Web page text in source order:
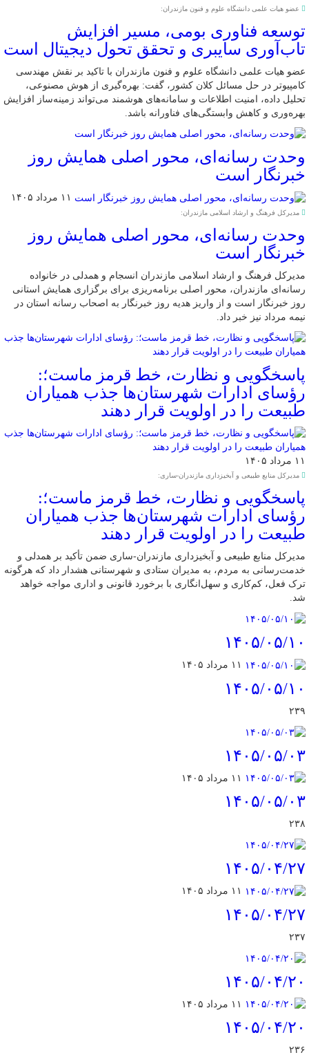
عضو هیات علمی دانشگاه علوم و فنون مازندران:
توسعه فناوری بومی، مسیر افزایش
تاب‌آوری سایبری و تحقق تحول دیجیتال است
عضو هیات علمی دانشگاه علوم و فنون مازندران با تاکید بر نقش مهندسی
کامپیوتر در حل مسائل کلان کشور، گفت: بهره‌گیری از هوش مصنوعی،
تحلیل داده، امنیت اطلاعات و سامانه‌های هوشمند می‌تواند زمینه‌ساز افزایش
بهره‌وری و کاهش وابستگی‌های فناورانه باشد.
وحدت رسانه‌ای، محور اصلی همایش روز
خبرنگار است
۱۱ مرداد ۱۴۰۵
مدیرکل فرهنگ و ارشاد اسلامی مازندران:
وحدت رسانه‌ای، محور اصلی همایش روز
خبرنگار است
مدیرکل فرهنگ و ارشاد اسلامی مازندران انسجام و همدلی در خانواده
رسانه‌ای مازندران، محور اصلی برنامه‌ریزی برای برگزاری همایش استانی
روز خبرنگار است و از واریز هدیه روز خبرنگار به اصحاب رسانه استان در
نیمه مرداد نیز خبر داد.
پاسخگویی و نظارت، خط قرمز ماست؛:
رؤسای ادارات شهرستان‌ها جذب همیاران
طبیعت را در اولویت قرار دهند
۱۱ مرداد ۱۴۰۵
مدیرکل منابع طبیعی و آبخیزداری مازندران-ساری:
پاسخگویی و نظارت، خط قرمز ماست؛:
رؤسای ادارات شهرستان‌ها جذب همیاران
طبیعت را در اولویت قرار دهند
مدیرکل منابع طبیعی و آبخیزداری مازندران-ساری ضمن تأکید بر همدلی و
خدمت‌رسانی به مردم، به مدیران ستادی و شهرستانی هشدار داد که هرگونه
ترک فعل، کم‌کاری و سهل‌انگاری با برخورد قانونی و اداری مواجه خواهد
شد.
۱۴۰۵/۰۵/۱۰
۱۱ مرداد ۱۴۰۵
۱۴۰۵/۰۵/۱۰
۲۳۹
۱۴۰۵/۰۵/۰۳
۱۱ مرداد ۱۴۰۵
۱۴۰۵/۰۵/۰۳
۲۳۸
۱۴۰۵/۰۴/۲۷
۱۱ مرداد ۱۴۰۵
۱۴۰۵/۰۴/۲۷
۲۳۷
۱۴۰۵/۰۴/۲۰
۱۱ مرداد ۱۴۰۵
۱۴۰۵/۰۴/۲۰
۲۳۶